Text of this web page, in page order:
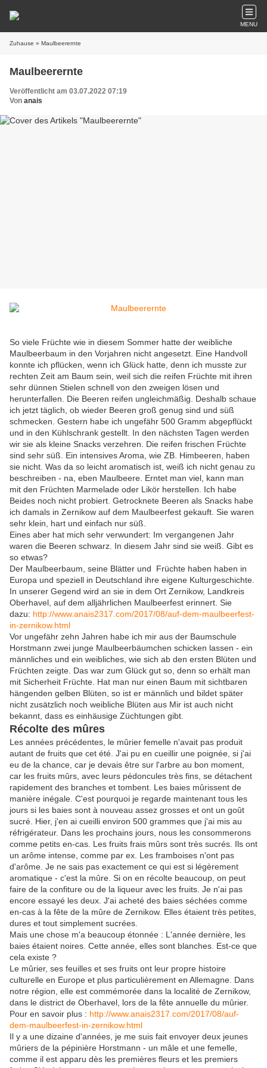
MENU
Zuhause » Maulbeerernte
Maulbeerernte
Veröffentlicht am 03.07.2022 07:19
Von anais
So viele Früchte wie in diesem Sommer hatte der weibliche
Maulbeerbaum in den Vorjahren nicht angesetzt. Eine Handvoll
konnte ich pflücken, wenn ich Glück hatte, denn ich musste zur
rechten Zeit am Baum sein, weil sich die reifen Früchte mit ihren
sehr dünnen Stielen schnell von den zweigen lösen und
herunterfallen. Die Beeren reifen ungleichmäßig. Deshalb schaue
ich jetzt täglich, ob wieder Beeren groß genug sind und süß
schmecken. Gestern habe ich ungefähr 500 Gramm abgepflückt
und in den Kühlschrank gestellt. In den nächsten Tagen werden
wir sie als kleine Snacks verzehren. Die reifen frischen Früchte
sind sehr süß. Ein intensives Aroma, wie ZB. Himbeeren, haben
sie nicht. Was da so leicht aromatisch ist, weiß ich nicht genau zu
beschreiben - na, eben Maulbeere. Erntet man viel, kann man
mit den Früchten Marmelade oder Likör herstellen. Ich habe
Beides noch nicht probiert. Getrocknete Beeren als Snacks habe
ich damals in Zernikow auf dem Maulbeerfest gekauft. Sie waren
sehr klein, hart und einfach nur süß.
Eines aber hat mich sehr verwundert: Im vergangenen Jahr
waren die Beeren schwarz. In diesem Jahr sind sie weiß. Gibt es
so etwas?
Der Maulbeerbaum, seine Blätter und Früchte haben haben in
Europa und speziell in Deutschland ihre eigene Kulturgeschichte.
In unserer Gegend wird an sie in dem Ort Zernikow, Landkreis
Oberhavel, auf dem alljährlichen Maulbeerfest erinnert. Sie
dazu: http://www.anais2317.com/2017/08/auf-dem-maulbeerfest-
in-zernikow.html
Vor ungefähr zehn Jahren habe ich mir aus der Baumschule
Horstmann zwei junge Maulbeerbäumchen schicken lassen - ein
männliches und ein weibliches, wie sich ab den ersten Blüten und
Früchten zeigte. Das war zum Glück gut so, denn so erhält man
mit Sicherheit Früchte. Hat man nur einen Baum mit sichtbaren
hängenden gelben Blüten, so ist er männlich und bildet später
nicht zusätzlich noch weibliche Blüten aus Mir ist auch nicht
bekannt, dass es einhäusige Züchtungen gibt.
Récolte des mûres
Les années précédentes, le mûrier femelle n'avait pas produit
autant de fruits que cet été. J'ai pu en cueillir une poignée, si j'ai
eu de la chance, car je devais être sur l'arbre au bon moment,
car les fruits mûrs, avec leurs pédoncules très fins, se détachent
rapidement des branches et tombent. Les baies mûrissent de
manière inégale. C'est pourquoi je regarde maintenant tous les
jours si les baies sont à nouveau assez grosses et ont un goût
sucré. Hier, j'en ai cueilli environ 500 grammes que j'ai mis au
réfrigérateur. Dans les prochains jours, nous les consommerons
comme petits en-cas. Les fruits frais mûrs sont très sucrés. Ils ont
un arôme intense, comme par ex. Les framboises n'ont pas
d'arôme. Je ne sais pas exactement ce qui est si légèrement
aromatique - c'est la mûre. Si on en récolte beaucoup, on peut
faire de la confiture ou de la liqueur avec les fruits. Je n'ai pas
encore essayé les deux. J'ai acheté des baies séchées comme
en-cas à la fête de la mûre de Zernikow. Elles étaient très petites,
dures et tout simplement sucrées.
Mais une chose m'a beaucoup étonnée : L'année dernière, les
baies étaient noires. Cette année, elles sont blanches. Est-ce que
cela existe ?
Le mûrier, ses feuilles et ses fruits ont leur propre histoire
culturelle en Europe et plus particulièrement en Allemagne. Dans
notre région, elle est commémorée dans la localité de Zernikow,
dans le district de Oberhavel, lors de la fête annuelle du mûrier.
Pour en savoir plus : http://www.anais2317.com/2017/08/auf-
dem-maulbeerfest-in-zernikow.html
Il y a une dizaine d'années, je me suis fait envoyer deux jeunes
mûriers de la pépinière Horstmann - un mâle et une femelle,
comme il est apparu dès les premières fleurs et les premiers